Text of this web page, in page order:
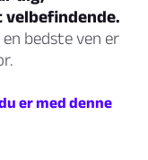
velbefindende.
bedste ven er
er med denne